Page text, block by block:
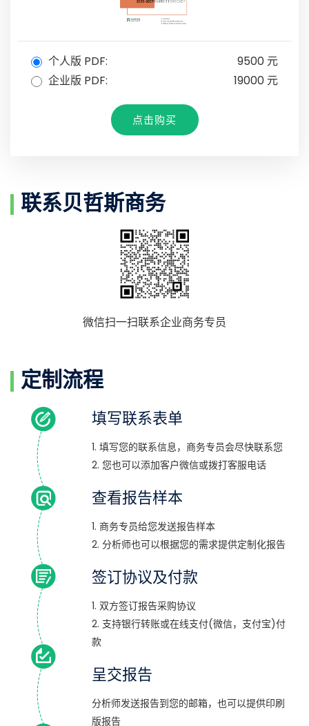
个人版 PDF:
9500 元
企业版 PDF:
19000 元
点击购买
联系贝哲斯商务
微信扫一扫联系企业商务专员
定制流程
填写联系表单
1. 填写您的联系信息，商务专员会尽快联系您
2. 您也可以添加客户微信或拨打客服电话
查看报告样本
1. 商务专员给您发送报告样本
2. 分析师也可以根据您的需求提供定制化报告
签订协议及付款
1. 双方签订报告采购协议
2. 支持银行转账或在线支付(微信，支付宝)付
款
呈交报告
分析师发送报告到您的邮箱，也可以提供印刷
版报告